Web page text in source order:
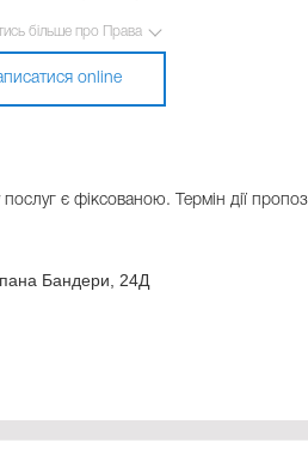
більше про Права
online
є фіксованою. Термін дії
Бандери, 24Д